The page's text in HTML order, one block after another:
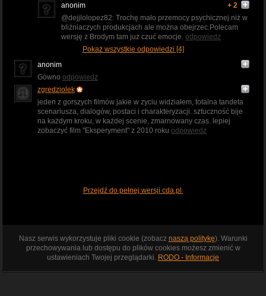
anonim
+ 2
@dejjlolopez82: Trochę mało przemocy psychicznej niż w
bliźniaczych produkcjach ale można obejrzec.Polecam
wersję z Brodym tam już czuć emocje. odpowiedz
Pokaż wszystkie odpowiedzi [4]
anonim
Gówno odpowiedz
zgredziolek
jeden z gorszych filmów jakie w zyciu widziałem, totalna tandeta
scenariusza, dialogów, postaci i charakteryzacji. sztuczność bije
na każdym kroku, w każdej scenie, zmarnowany czas. lepiej
zobaczyć film "Eksperyment" z 2010 roku odpowiedz
Przejdź do pełnej wersji cda.pl
Nasz serwis wykorzystuje pliki cookie (zobacz naszą politykę). Warunki
przechowywania lub dostępu do plików cookies możesz zmienić w
ustawieniach Twojej przeglądarki. RODO - Informacje